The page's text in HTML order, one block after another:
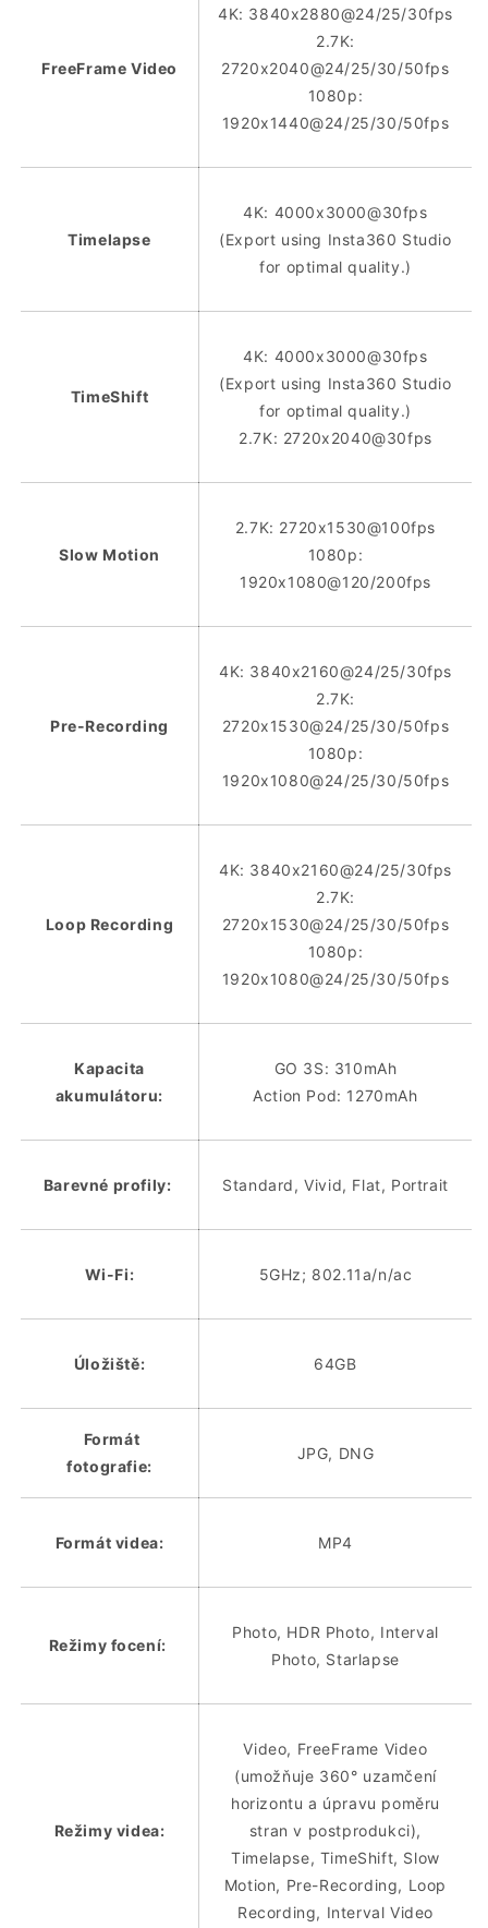
FreeFrame Video
4K: 3840x2880@24/25/30fps
2.7K:
2720x2040@24/25/30/50fps
1080p:
1920x1440@24/25/30/50fps
Timelapse
4K: 4000x3000@30fps
(Export using Insta360 Studio
for optimal quality.)
TimeShift
4K: 4000x3000@30fps
(Export using Insta360 Studio
for optimal quality.)
2.7K: 2720x2040@30fps
Slow Motion
2.7K: 2720x1530@100fps
1080p:
1920x1080@120/200fps
Pre-Recording
4K: 3840x2160@24/25/30fps
2.7K:
2720x1530@24/25/30/50fps
1080p:
1920x1080@24/25/30/50fps
Loop Recording
4K: 3840x2160@24/25/30fps
2.7K:
2720x1530@24/25/30/50fps
1080p:
1920x1080@24/25/30/50fps
Kapacita
akumulátoru:
GO 3S: 310mAh
Action Pod: 1270mAh
Barevné profily: Standard, Vivid, Flat, Portrait
Wi-Fi: 5GHz; 802.11a/n/ac
Úložiště: 64GB
Formát
fotografie:
JPG, DNG
Formát videa: MP4
Režimy focení:
Photo, HDR Photo, Interval
Photo, Starlapse
Režimy videa:
Video, FreeFrame Video
(umožňuje 360° uzamčení
horizontu a úpravu poměru
stran v postprodukci),
Timelapse, TimeShift, Slow
Motion, Pre-Recording, Loop
Recording, Interval Video